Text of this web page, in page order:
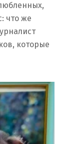
что же
которые